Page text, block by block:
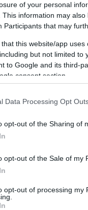
of your personal
This information may
Participants that may
that this website/app
but not limited to
to Google and its third-
consent section.
Data Processing Opt
opt-out of the Sharing of
opt-out of the Sale of my
opt-out of processing my
oldalt
adatkezelési
védelméről egy
kifejlesztett
és az egészség
oldalt
részletes
technológiáit.
oldalt
segítséget nyújt
vállalkozások
oldalt
SEO
optimalizálási
oldalt
kárpittisztítási
oldalt
SEO